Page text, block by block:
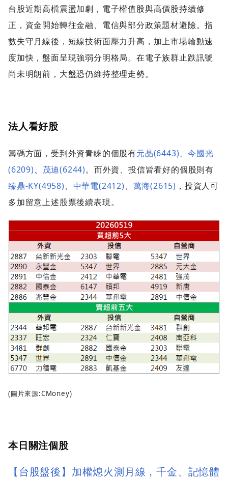
台股近期高檔震盪加劇，電子權值股與高價股持續修
正，資金開始轉往金融、電信與部分政策題材避險。指
數失守月線後，短線技術面壓力升高，加上市場輪動速
度加快，盤面呈現強弱分明格局。在電子族群止跌訊號
尚未明朗前，大盤恐仍維持整理走勢。
法人看好股
籌碼方面，受到外資青睞的個股有元晶(6443)、今國光
(6209)、 茂迪(6244)。而外資、投信皆看好的個股則有
臻鼎-KY(4958)、 中華電(2412)、 萬海(2615) ，投資人可
多加留意上述股票後續表現。
(圖片來源:CMoney)
本日關注個股
【台股盤後】加權熄火測月線，千金、記憶體